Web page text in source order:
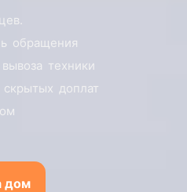
обращения
техники
доплат
дом